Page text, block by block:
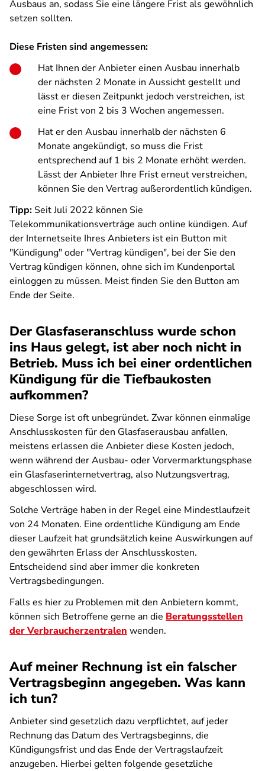
Ausbaus an, sodass Sie eine längere Frist als gewöhnlich
setzen sollten.
Diese Fristen sind angemessen:
Hat Ihnen der Anbieter einen Ausbau innerhalb
der nächsten 2 Monate in Aussicht gestellt und
lässt er diesen Zeitpunkt jedoch verstreichen, ist
eine Frist von 2 bis 3 Wochen angemessen.
Hat er den Ausbau innerhalb der nächsten 6
Monate angekündigt, so muss die Frist
entsprechend auf 1 bis 2 Monate erhöht werden.
Lässt der Anbieter Ihre Frist erneut verstreichen,
können Sie den Vertrag außerordentlich kündigen.
Tipp: Seit Juli 2022 können Sie
Telekommunikationsverträge auch online kündigen. Auf
der Internetseite Ihres Anbieters ist ein Button mit
"Kündigung" oder "Vertrag kündigen", bei der Sie den
Vertrag kündigen können, ohne sich im Kundenportal
einloggen zu müssen. Meist finden Sie den Button am
Ende der Seite.
Der Glasfaseranschluss wurde schon
ins Haus gelegt, ist aber noch nicht in
Betrieb. Muss ich bei einer ordentlichen
Kündigung für die Tiefbaukosten
aufkommen?
Diese Sorge ist oft unbegründet. Zwar können einmalige
Anschlusskosten für den Glasfaserausbau anfallen,
meistens erlassen die Anbieter diese Kosten jedoch,
wenn während der Ausbau- oder Vorvermarktungsphase
ein Glasfaserinternetvertrag, also Nutzungsvertrag,
abgeschlossen wird.
Solche Verträge haben in der Regel eine Mindestlaufzeit
von 24 Monaten. Eine ordentliche Kündigung am Ende
dieser Laufzeit hat grundsätzlich keine Auswirkungen auf
den gewährten Erlass der Anschlusskosten.
Entscheidend sind aber immer die konkreten
Vertragsbedingungen.
Falls es hier zu Problemen mit den Anbietern kommt,
können sich Betroffene gerne an die Beratungsstellen
der Verbraucherzentralen wenden.
Auf meiner Rechnung ist ein falscher
Vertragsbeginn angegeben. Was kann
ich tun?
Anbieter sind gesetzlich dazu verpflichtet, auf jeder
Rechnung das Datum des Vertragsbeginns, die
Kündigungsfrist und das Ende der Vertragslaufzeit
anzugeben. Hierbei gelten folgende gesetzliche